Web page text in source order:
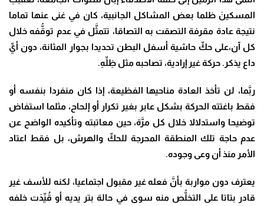
المسكينَ ظلما بعض المشاكل الجانبية، كان في غنى عنها تماما
نتيجة عادة مقرفة التصقت به التصاقا، تتمثَّل في عدم توقُّفه خلال
كل آن،على حكِّ حاشية أسفل البطن تحديدا بجوار المثانة، دون أيِّ
داع يذكر. حركة غير إرادية، تصاحبه مثل ظِلِّهِ.
ربَّما، لن تأخذ العادة مناحيها الفظيعة، إذا كان منفردا بنفسه أو
فقط باغتته الحركة بشكل عابر بغير تكرار أو إلحاح، مثلما استفاض
توضيحا واستدلالا خلال كل مرَّة، حين معاتبته وتأكيده الواضح عن
عدم حاجة تلك المنطقة المحرجة للحكِّ والهرش، بل فقط اعتاد
الأمر منذ أن وعى وجوده.
يعترف دون مواربة بأنَّ فعله غير مقبول اجتماعيا، لكنه للأسف غير
قادر بتاتا على التخلُّص منه سوى في حالة بتر يديه أو قُيِّدَت خلفه